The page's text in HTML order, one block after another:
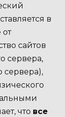
в
сайтов
сервера,
сервера),
что все